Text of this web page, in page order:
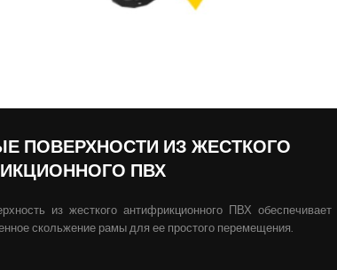
ПОВЕРХНОСТИ ИЗ ЖЕСТКОГО
ПВХ
из жесткого антифрикционного ПВХ обеспечивает
скольжение рамы для ее простого перемещения.